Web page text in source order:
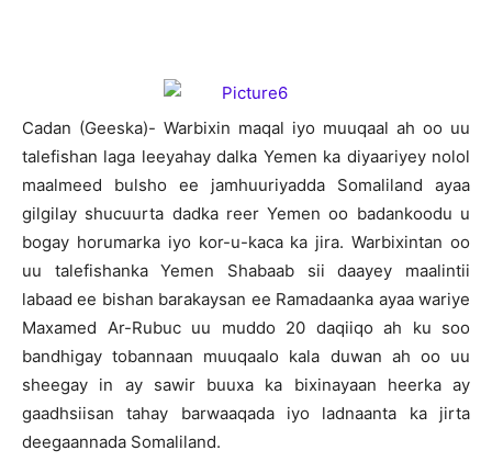
Cadan (Geeska)- Warbixin maqal iyo muuqaal ah oo uu
talefishan laga leeyahay dalka Yemen ka diyaariyey nolol
maalmeed bulsho ee jamhuuriyadda Somaliland ayaa
gilgilay shucuurta dadka reer Yemen oo badankoodu u
bogay horumarka iyo kor-u-kaca ka jira. Warbixintan oo
uu talefishanka Yemen Shabaab sii daayey maalintii
labaad ee bishan barakaysan ee Ramadaanka ayaa wariye
Maxamed Ar-Rubuc uu muddo 20 daqiiqo ah ku soo
bandhigay tobannaan muuqaalo kala duwan ah oo uu
sheegay in ay sawir buuxa ka bixinayaan heerka ay
gaadhsiisan tahay barwaaqada iyo ladnaanta ka jirta
deegaannada Somaliland.